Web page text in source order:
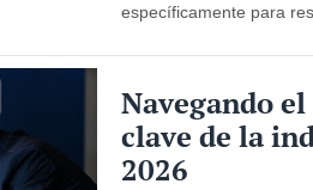
específicamente para
Navegando
clave de la
2026